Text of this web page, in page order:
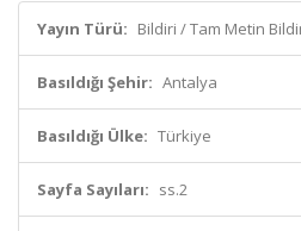
Yayın Türü: Bildiri / Tam Metin
Basıldığı Şehir: Antalya
Basıldığı Ülke: Türkiye
Sayfa Sayıları: ss.2